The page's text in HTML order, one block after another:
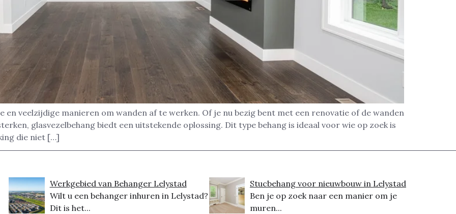
en veelzijdige manieren om wanden af te werken. Of je nu bezig bent met een renovatie of de wanden
glasvezelbehang biedt een uitstekende oplossing. Dit type behang is ideaal voor wie op zoek is
die niet […]
Werkgebied van Behanger Lelystad
Wilt u een behanger inhuren in Lelystad?
Dit is het...
Stucbehang voor nieuwbouw in Lelystad
Ben je op zoek naar een manier om je
muren...